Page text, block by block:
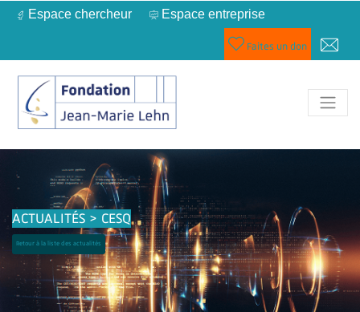
Espace chercheur Espace entreprise
Faites un don
ACTUALITÉS > CESQ
Retour à la liste des actualités